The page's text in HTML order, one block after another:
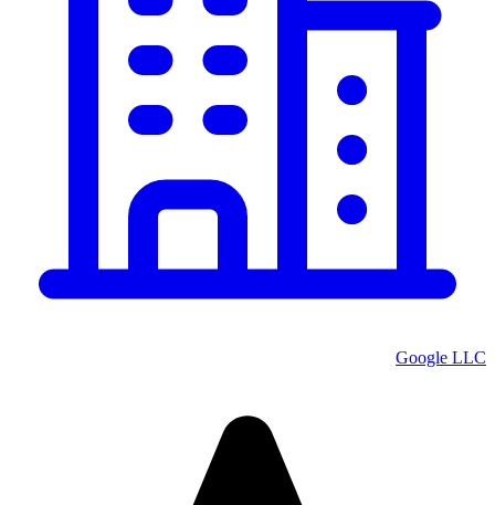
Google LLC